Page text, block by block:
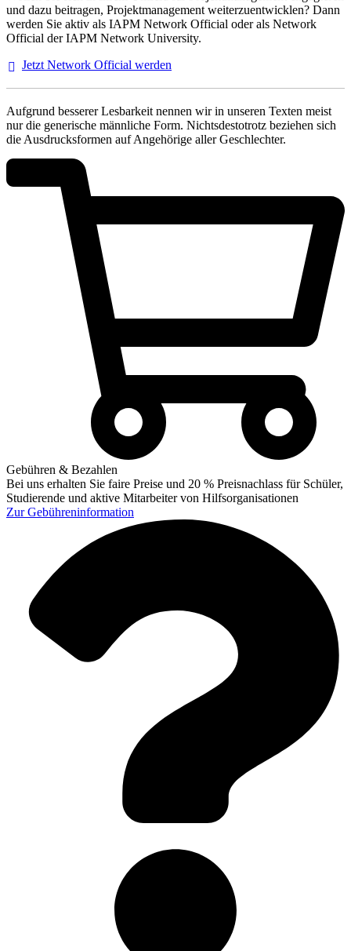
und dazu beitragen, Projektmanagement weiterzuentwicklen? Dann
werden Sie aktiv als IAPM Network Official oder als Network
Official der IAPM Network University.
Jetzt Network Official werden
Aufgrund besserer Lesbarkeit nennen wir in unseren Texten meist
nur die generische männliche Form. Nichtsdestotrotz beziehen sich
die Ausdrucksformen auf Angehörige aller Geschlechter.
Gebühren & Bezahlen
Bei uns erhalten Sie faire Preise und 20 % Preisnachlass für Schüler,
Studierende und aktive Mitarbeiter von Hilfsorganisationen
ZurGebühreninformation